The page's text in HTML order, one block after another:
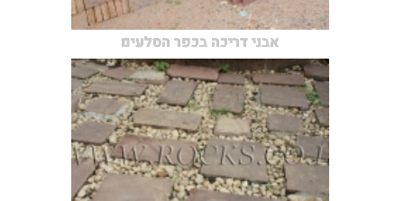
אבני דריכה בכפר הסלעים